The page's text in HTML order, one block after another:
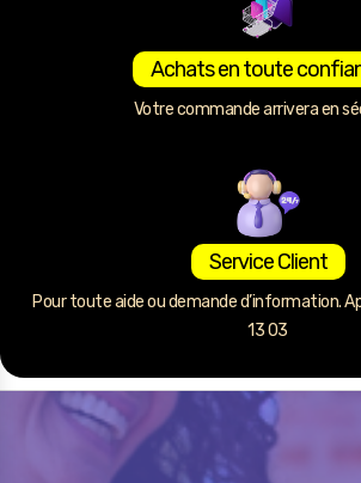
Achats en toute
Votre commande arrivera en
Service Client
Pour toute aide ou demande d’information.
13 03